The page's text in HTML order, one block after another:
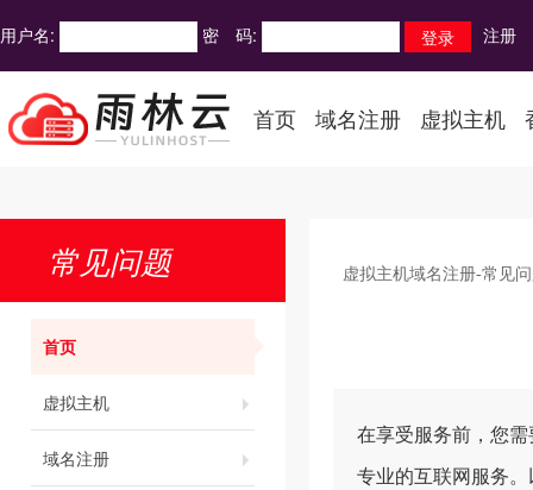
用户名: 密 码: 注册
首页 域名注册 虚拟主机
常见问题
首页
虚拟主机
域名注册
虚拟主机域名注册-常见
在享受服务前，您
专业的互联网服务